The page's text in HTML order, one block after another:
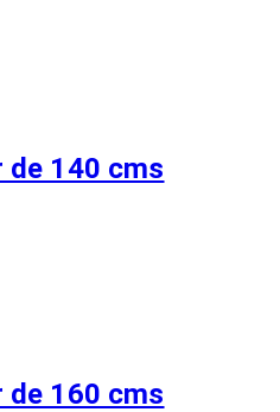
de 140 cms
de 160 cms